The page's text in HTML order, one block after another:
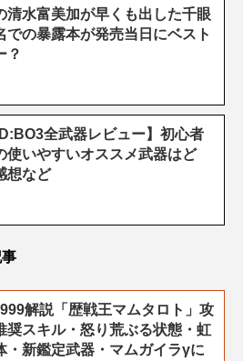
清水富美加が早くも出した千眼
での暴露本が発売当日にベスト
？
全武器レビュー】初心者
使いやすいオススメ武器はど
想など
解説「歴戦王マムタロト」攻
奨スキル・怒り荒ぶる状態・虹
・新鑑定武器・マムガイラγに